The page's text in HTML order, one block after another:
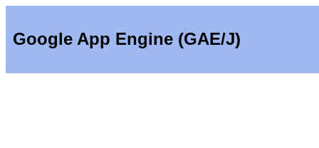
Google App Engine (GAE/J)